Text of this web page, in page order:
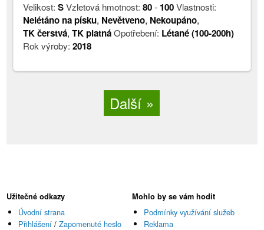
Velikost:SVzletová hmotnost:80- 100Vlastnosti:
Nelétáno na písku, Nevětveno, Nekoupáno,
TK čerstvá,TK platnáOpotřebení: Létané (100-200h)
Rok výroby:2018
Další
Užitečné odkazy
Úvodní strana
Přihlášení /Zapomenuté heslo
Mohlo by se vám hodit
Podmínky využívání služeb
Reklama